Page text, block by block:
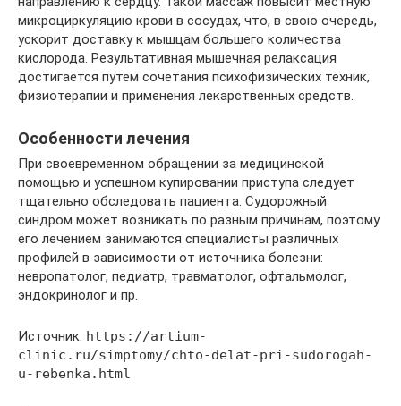
микроциркуляцию крови в сосудах, что, в свою очередь,
ускорит доставку к мышцам большего количества
кислорода. Результативная мышечная релаксация
достигается путем сочетания психофизических техник,
физиотерапии и применения лекарственных средств.
Особенности лечения
При своевременном обращении за медицинской
помощью и успешном купировании приступа следует
тщательно обследовать пациента. Судорожный
синдром может возникать по разным причинам, поэтому
его лечением занимаются специалисты различных
профилей в зависимости от источника болезни:
невропатолог, педиатр, травматолог, офтальмолог,
эндокринолог и пр.
Источник: https://artium-
clinic.ru/simptomy/chto-delat-pri-sudorogah-
u-rebenka.html